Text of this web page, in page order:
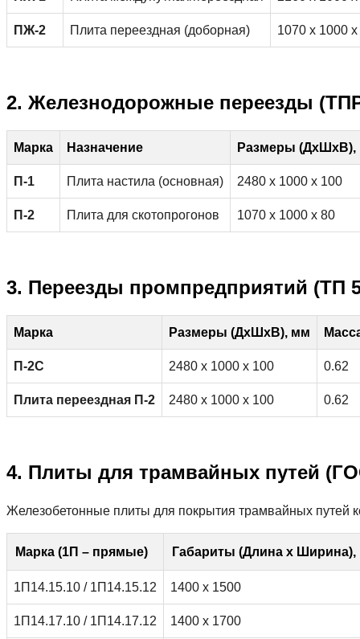
ПЖ-2 Плита переездная (доборная) 1070 x 1000
2. Железнодорожные переезды (ТПР
Марка Назначение Размеры
П-1 Плита настила (основная) 2480 x 1000 x 100
П-2 Плита для скотопрогонов 1070 x 1000 x 80
3. Переезды промпредприятий (ТП
Марка Размеры (ДхШхВ), мм
П-2С 2480 x 1000 x 100 0.62
Плита переездная П-2 2480 x 1000 x 100 0.62
4. Плиты для трамвайных путей
Железобетонные плиты для покрытия трамвайных путей
Марка (1П – прямые) Габариты (Длина х
1П14.15.10 / 1П14.15.12 1400 х 1500
1П14.17.10 / 1П14.17.12 1400 х 1700